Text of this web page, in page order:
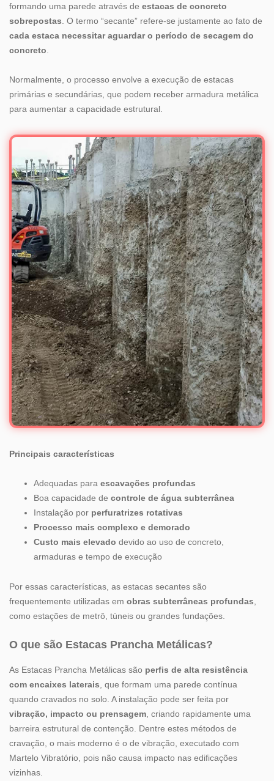
formando uma parede através de estacas de concreto
sobrepostas . O termo “secante” refere-se justamente ao fato de
cada estaca necessitar aguardar o período de secagem do
concreto
Normalmente, o processo envolve a execução de estacas
primárias e secundárias, que podem receber armadura metálica
para aumentar a capacidade estrutural.
Principais características
Adequadas para escavações profundas
Boa capacidade de controle de água subterrânea
Instalação por perfuratrizes rotativas
Processo mais complexo e demorado
Custo mais elevado devido ao uso de concreto,
armaduras e tempo de execução
Por essas características, as estacas secantes são
frequentemente utilizadas em obras subterrâneas profundas
como estações de metrô, túneis ou grandes fundações.
O que são Estacas Prancha Metálicas?
As Estacas Prancha Metálicas são perfis de alta resistência
com encaixes laterais , que formam uma parede contínua
quando cravados no solo. A instalação pode ser feita por
vibração, impacto ou prensagem , criando rapidamente uma
barreira estrutural de contenção. Dentre estes métodos de
cravação, o mais moderno é o de vibração, executado com
Martelo Vibratório, pois não causa impacto nas edificações
vizinhas.